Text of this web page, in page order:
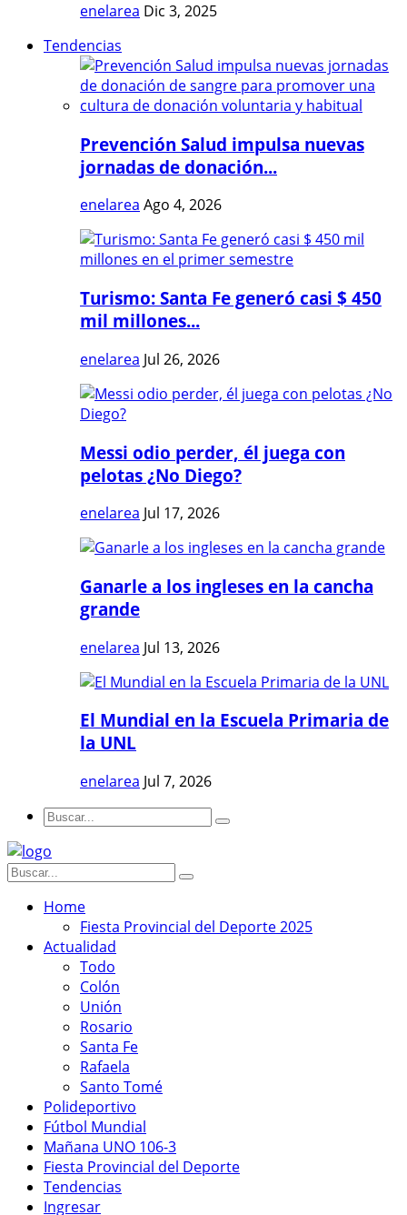
enelarea Dic 3, 2025
Tendencias
Prevención Salud impulsa nuevas
jornadas de donación...
enelarea Ago 4, 2026
Turismo: Santa Fe generó casi $ 450
mil millones...
enelarea Jul 26, 2026
Messi odio perder, él juega con
pelotas ¿No Diego?
enelarea Jul 17, 2026
Ganarle a los ingleses en la cancha
grande
enelarea Jul 13, 2026
El Mundial en la Escuela Primaria de
la UNL
enelarea Jul 7, 2026
Home
Fiesta Provincial del Deporte 2025
Actualidad
Todo
Colón
Unión
Rosario
Santa Fe
Rafaela
Santo Tomé
Polideportivo
Fútbol Mundial
Mañana UNO 106-3
Fiesta Provincial del Deporte
Tendencias
Ingresar